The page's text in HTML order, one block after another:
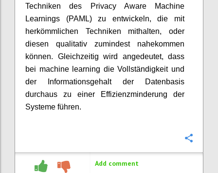
Techniken des Privacy Aware Machine
Learnings (PAML) zu entwickeln, die mit
herkömmlichen Techniken mithalten, oder
diesen qualitativ zumindest nahekommen
können. Gleichzeitig wird angedeutet, dass
bei machine learning die Vollständigkeit und
der Informationsgehalt der Datenbasis
durchaus zu einer Effizienzminderung der
Systeme führen.
Add comment